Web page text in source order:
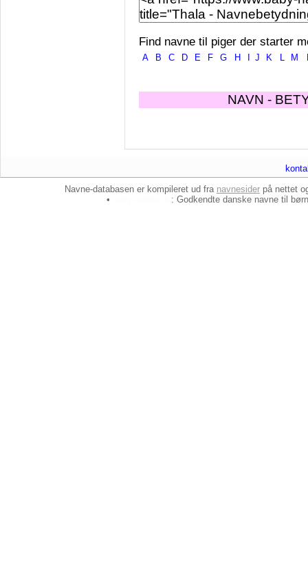
Find navne til piger der starter
A B C D E F G H J K L M
NAVN -
Navne-databasen er kompileret ud fra navnesider på nettet
•
: Godkendte danske navne til børn